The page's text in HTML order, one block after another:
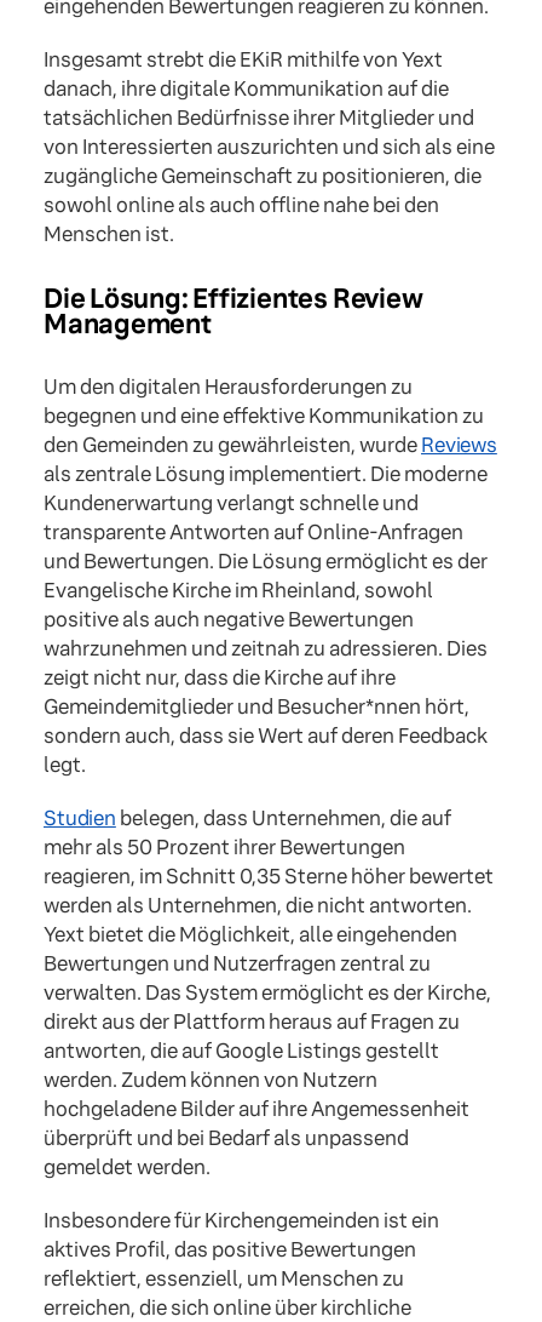
eingehenden Bewertungen reagieren zu können.
Insgesamt strebt die EKiR mithilfe von Yext
danach, ihre digitale Kommunikation auf die
tatsächlichen Bedürfnisse ihrer Mitglieder und
von Interessierten auszurichten und sich als eine
zugängliche Gemeinschaft zu positionieren, die
sowohl online als auch offline nahe bei den
Menschen ist.
Die Lösung: Effizientes Review
Management
Um den digitalen Herausforderungen zu
begegnen und eine effektive Kommunikation zu
den Gemeinden zu gewährleisten, wurdeReviews
als zentrale Lösung implementiert. Die moderne
Kundenerwartung verlangt schnelle und
transparente Antworten auf Online-Anfragen
und Bewertungen. Die Lösung ermöglicht es der
Evangelische Kirche im Rheinland, sowohl
positive als auch negative Bewertungen
wahrzunehmen und zeitnah zu adressieren. Dies
zeigt nicht nur, dass die Kirche auf ihre
Gemeindemitglieder und Besucher*nnen hört,
sondern auch, dass sie Wert auf deren Feedback
legt.
Studien belegen, dass Unternehmen, die auf
mehr als 50 Prozent ihrer Bewertungen
reagieren, im Schnitt 0,35 Sterne höher bewertet
werden als Unternehmen, die nicht antworten.
Yext bietet die Möglichkeit, alle eingehenden
Bewertungen und Nutzerfragen zentral zu
verwalten. Das System ermöglicht es der Kirche,
direkt aus der Plattform heraus auf Fragen zu
antworten, die auf Google Listings gestellt
werden. Zudem können von Nutzern
hochgeladene Bilder auf ihre Angemessenheit
überprüft und bei Bedarf als unpassend
gemeldet werden.
Insbesondere für Kirchengemeinden ist ein
aktives Profil, das positive Bewertungen
reflektiert, essenziell, um Menschen zu
erreichen, die sich online über kirchliche